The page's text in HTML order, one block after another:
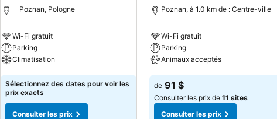
Poznan, Pologne
Wi-Fi gratuit
Parking
Climatisation
Consulter les prix
Sélectionnez des dates pour voir les
prix exacts
Consulter les prix
Poznan, à 1.0 km de : Centre-ville
Wi-Fi gratuit
Parking
Animaux acceptés
Consulter les prix
de 91 $
Consulter les prix de 11 sites
Consulter les prix